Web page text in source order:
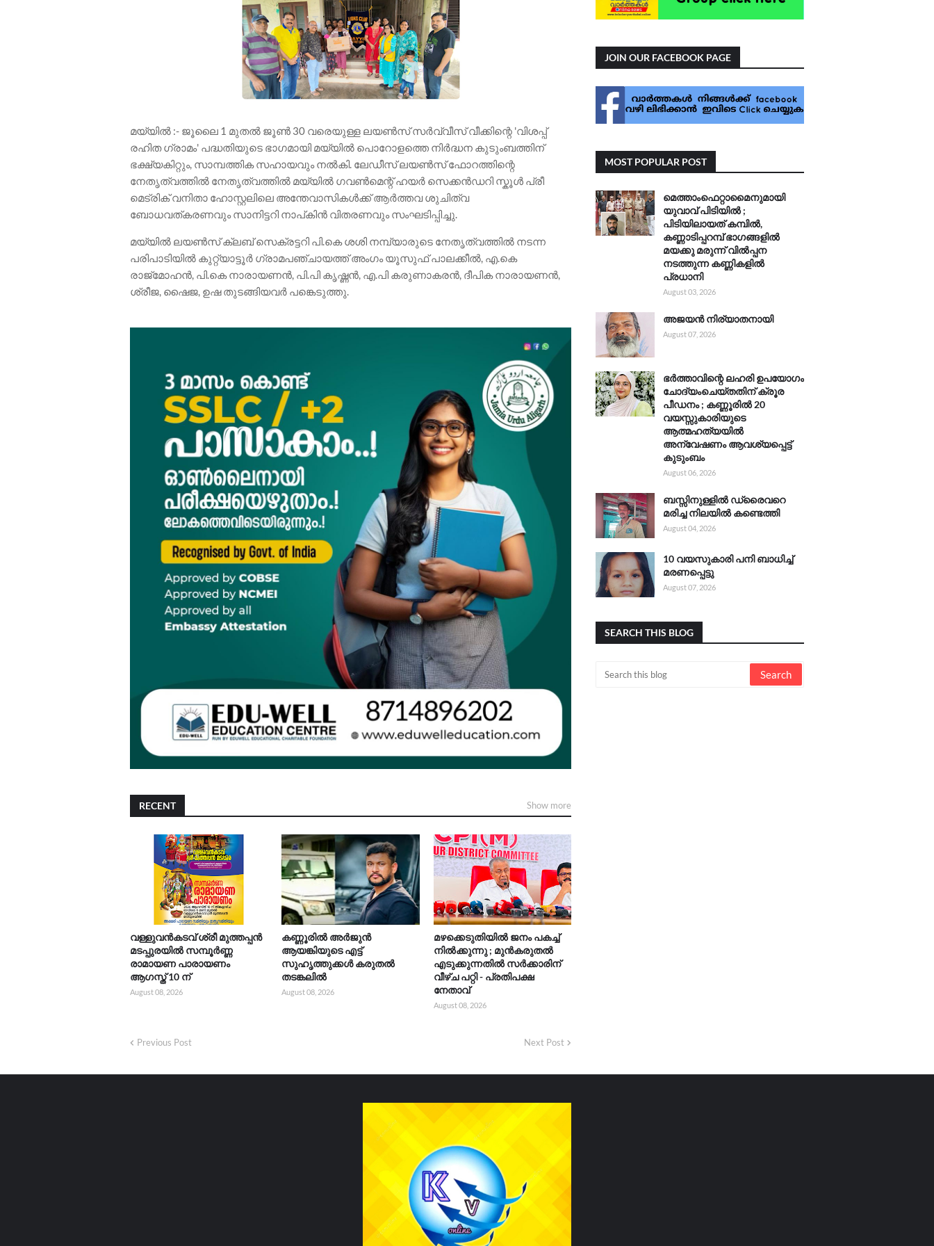
മയ്യിൽ :- ജൂലൈ 1 മുതൽ ജൂൺ 30 വരെയുള്ള ലയൺസ് സർവ്വീസ് വീക്കിന്റെ 'വിശപ്പ്
രഹിത ഗ്രാമം' പദ്ധതിയുടെ ഭാഗമായി മയ്യിൽ പൊറോളത്തെ നിർദ്ധന കുടുംബത്തിന്
ഭക്ഷ്യകിറ്റും, സാമ്പത്തിക സഹായവും നൽകി. ലേഡീസ് ലയൺസ് ഫോറത്തിന്റെ
നേതൃത്വത്തിൽ നേതൃത്വത്തിൽ മയ്യിൽ ഗവൺമെന്റ് ഹയർ സെക്കൻഡറി സ്കൂൾ പ്രീ
മെട്രിക് വനിതാ ഹോസ്റ്റലിലെ അന്തേവാസികൾക്ക് ആർത്തവ ശുചിത്വ
ബോധവത്കരണവും സാനിട്ടറി നാപ്കിൻ വിതരണവും സംഘടിപ്പിച്ചു.
മയ്യിൽ ലയൺസ് ക്ലബ് സെക്രട്ടറി പി.കെ ശശി നമ്പ്യാരുടെ നേതൃത്വത്തിൽ നടന്ന
പരിപാടിയിൽ കുറ്റ്യാട്ടൂർ ഗ്രാമപഞ്ചായത്ത് അംഗം യൂസുഫ് പാലക്കീൽ, എ.കെ
രാജ്മോഹൻ, പി.കെ നാരായണൻ, പി.പി കൃഷ്ണൻ, എ.പി കരുണാകരൻ, ദീപിക നാരായണൻ,
ശ്രീജ, ഷൈജ, ഉഷ തുടങ്ങിയവർ പങ്കെടുത്തു.
RECENT Show more
വള്ളുവൻകടവ് ശ്രീ മുത്തപ്പൻ
മടപ്പുരയിൽ സമ്പൂർണ്ണ
രാമായണ പാരായണം
ആഗസ്ത് 10 ന്
August 08, 2026
കണ്ണൂരിൽ അർജുൻ
ആയങ്കിയുടെ എട്ട്
സുഹൃത്തുക്കൾ കരുതൽ
തടങ്കലിൽ
August 08, 2026
മഴക്കെടുതിയിൽ ജനം പകച്ച്
നിൽക്കുന്നു ; മുൻകരുതൽ
എടുക്കുന്നതിൽ സർക്കാരിന്
വീഴ്ച പറ്റി - പ്രതിപക്ഷ
നേതാവ്
August 08, 2026
Previous Post Next Post
JOIN OUR FACEBOOK PAGE
MOST POPULAR POST
മെത്താംഫെറ്റാമൈനുമായി
യുവാവ് പിടിയിൽ ;
പിടിയിലായത് കമ്പിൽ,
കണ്ണാടിപ്പറമ്പ് ഭാഗങ്ങളിൽ
മയക്കു മരുന്ന് വിൽപ്പന
നടത്തുന്ന കണ്ണികളിൽ
പ്രധാനി
August 03, 2026
അജയൻ നിര്യാതനായി
August 07, 2026
ഭർത്താവിന്റെ ലഹരി ഉപയോഗം
ചോദ്യംചെയ്തതിന് ക്രൂര
പീഡനം ; കണ്ണൂരിൽ 20
വയസ്സുകാരിയുടെ
ആത്മഹത്യയിൽ
അന്വേഷണം ആവശ്യപ്പെട്ട്
കുടുംബം
August 06, 2026
ബസ്സിനുള്ളിൽ ഡ്രൈവറെ
മരിച്ച നിലയിൽ കണ്ടെത്തി
August 04, 2026
10 വയസുകാരി പനി ബാധിച്ച്
മരണപ്പെട്ടു
August 07, 2026
SEARCH THIS BLOG